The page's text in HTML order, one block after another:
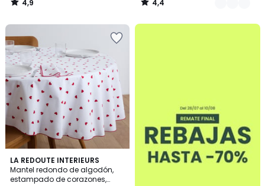
4,9
/
4,4
/
LA REDOUTE INTERIEURS
Mantel redondo de algodón,
estampado de corazones,
5
/
5
.